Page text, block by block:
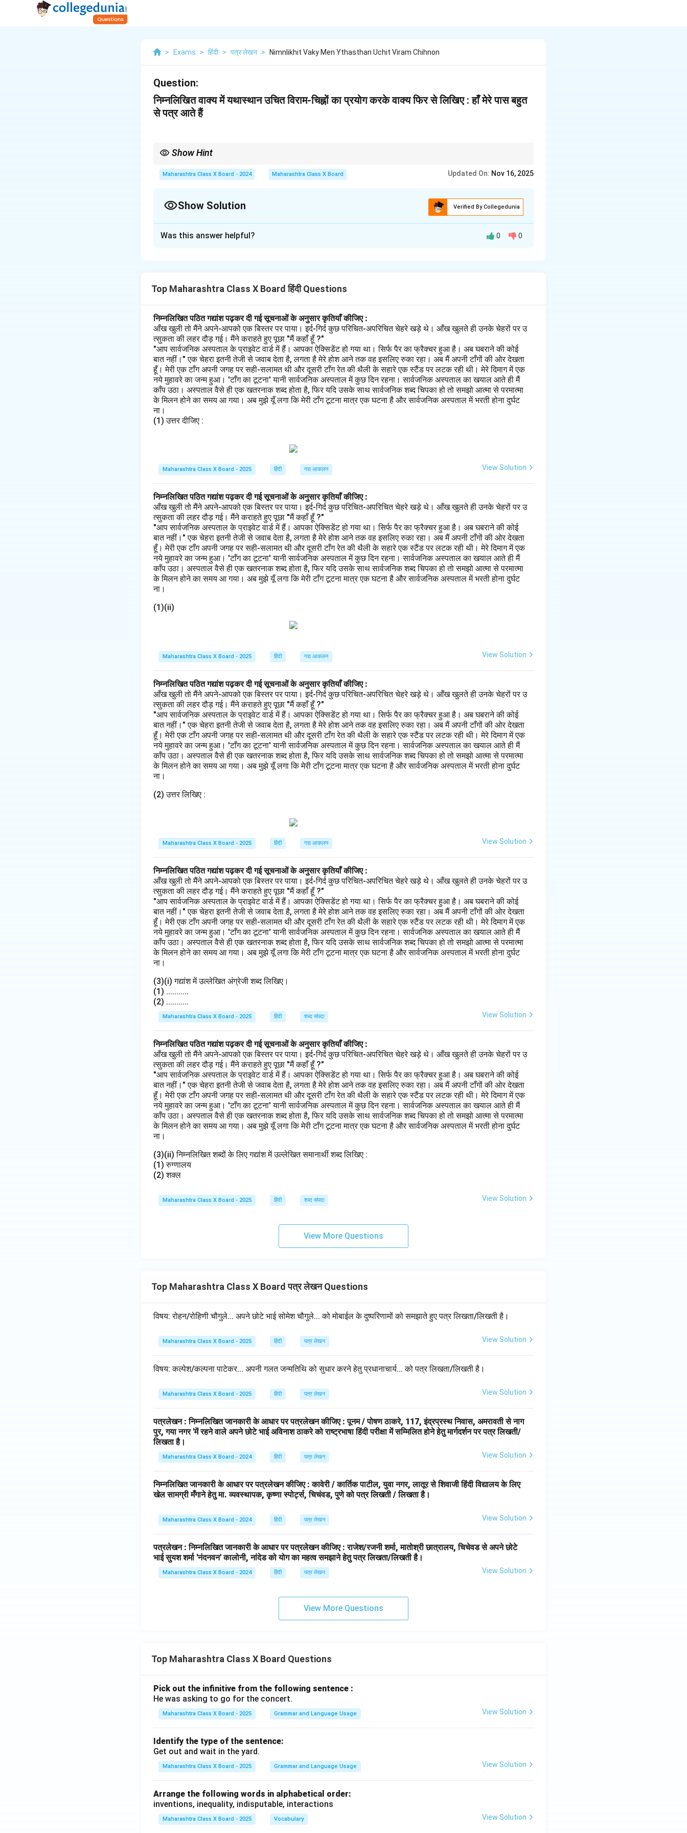
> Exams > हिंदी > पत्र लेखन > Nimnlikhit Vaky Men Ythasthan Uchit Viram Chihnon
Question:
निम्नलिखित वाक्य में यथास्थान उचित विराम-चिह्नों का प्रयोग करके वाक्य फिर से लिखिए : हाँ मेरे पास बहुत
से पत्र आते हैं
Show Hint
Maharashtra Class X Board - 2024 Maharashtra Class X Board Updated On: Nov 16, 2025
Show Solution Verified By Collegedunia
Download Solution in PDF
Was this answer helpful? 0 0
Top Maharashtra Class X Board हिंदी Questions
निम्नलिखित पठित गद्यांश पढ़कर दी गई सूचनाओं के अनुसार कृतियाँ कीजिए :
आँख खुली तो मैंने अपने-आपको एक बिस्तर पर पाया। इर्द-गिर्द कुछ परिचित-अपरिचित चेहरे खड़े थे। आँख खुलते ही उनके चेहरों पर उ
त्सुकता की लहर दौड़ गई। मैंने कराहते हुए पूछा "मैं कहाँ हूँ ?"
"आप सार्वजनिक अस्पताल के प्राइवेट वार्ड में हैं। आपका ऐक्सिडेंट हो गया था। सिर्फ पैर का फ्रैक्चर हुआ है। अब घबराने की कोई
बात नहीं।" एक चेहरा इतनी तेजी से जवाब देता है, लगता है मेरे होश आने तक वह इसलिए रुका रहा। अब मैं अपनी टाँगों की ओर देखता
हूँ। मेरी एक टाँग अपनी जगह पर सही-सलामत थी और दूसरी टाँग रेत की थैली के सहारे एक स्टैंड पर लटक रही थी। मेरे दिमाग में एक
नये मुहावरे का जन्म हुआ। 'टाँग का टूटना' यानी सार्वजनिक अस्पताल में कुछ दिन रहना। सार्वजनिक अस्पताल का खयाल आते ही मैं
काँप उठा। अस्पताल वैसे ही एक खतरनाक शब्द होता है, फिर यदि उसके साथ सार्वजनिक शब्द चिपका हो तो समझो आत्मा से परमात्मा
के मिलन होने का समय आ गया। अब मुझे यूँ लगा कि मेरी टाँग टूटना मात्र एक घटना है और सार्वजनिक अस्पताल में भरती होना दुर्घट
ना।
(1) उत्तर दीजिए :
Maharashtra Class X Board - 2025 हिंदी गद्य आकलन View Solution
निम्नलिखित पठित गद्यांश पढ़कर दी गई सूचनाओं के अनुसार कृतियाँ कीजिए :
आँख खुली तो मैंने अपने-आपको एक बिस्तर पर पाया। इर्द-गिर्द कुछ परिचित-अपरिचित चेहरे खड़े थे। आँख खुलते ही उनके चेहरों पर उ
त्सुकता की लहर दौड़ गई। मैंने कराहते हुए पूछा "मैं कहाँ हूँ ?"
"आप सार्वजनिक अस्पताल के प्राइवेट वार्ड में हैं। आपका ऐक्सिडेंट हो गया था। सिर्फ पैर का फ्रैक्चर हुआ है। अब घबराने की कोई
बात नहीं।" एक चेहरा इतनी तेजी से जवाब देता है, लगता है मेरे होश आने तक वह इसलिए रुका रहा। अब मैं अपनी टाँगों की ओर देखता
हूँ। मेरी एक टाँग अपनी जगह पर सही-सलामत थी और दूसरी टाँग रेत की थैली के सहारे एक स्टैंड पर लटक रही थी। मेरे दिमाग में एक
नये मुहावरे का जन्म हुआ। 'टाँग का टूटना' यानी सार्वजनिक अस्पताल में कुछ दिन रहना। सार्वजनिक अस्पताल का खयाल आते ही मैं
काँप उठा। अस्पताल वैसे ही एक खतरनाक शब्द होता है, फिर यदि उसके साथ सार्वजनिक शब्द चिपका हो तो समझो आत्मा से परमात्मा
के मिलन होने का समय आ गया। अब मुझे यूँ लगा कि मेरी टाँग टूटना मात्र एक घटना है और सार्वजनिक अस्पताल में भरती होना दुर्घट
ना।
(1)(ii)
Maharashtra Class X Board - 2025 हिंदी गद्य आकलन View Solution
निम्नलिखित पठित गद्यांश पढ़कर दी गई सूचनाओं के अनुसार कृतियाँ कीजिए :
आँख खुली तो मैंने अपने-आपको एक बिस्तर पर पाया। इर्द-गिर्द कुछ परिचित-अपरिचित चेहरे खड़े थे। आँख खुलते ही उनके चेहरों पर उ
त्सुकता की लहर दौड़ गई। मैंने कराहते हुए पूछा "मैं कहाँ हूँ ?"
"आप सार्वजनिक अस्पताल के प्राइवेट वार्ड में हैं। आपका ऐक्सिडेंट हो गया था। सिर्फ पैर का फ्रैक्चर हुआ है। अब घबराने की कोई
बात नहीं।" एक चेहरा इतनी तेजी से जवाब देता है, लगता है मेरे होश आने तक वह इसलिए रुका रहा। अब मैं अपनी टाँगों की ओर देखता
हूँ। मेरी एक टाँग अपनी जगह पर सही-सलामत थी और दूसरी टाँग रेत की थैली के सहारे एक स्टैंड पर लटक रही थी। मेरे दिमाग में एक
नये मुहावरे का जन्म हुआ। 'टाँग का टूटना' यानी सार्वजनिक अस्पताल में कुछ दिन रहना। सार्वजनिक अस्पताल का खयाल आते ही मैं
काँप उठा। अस्पताल वैसे ही एक खतरनाक शब्द होता है, फिर यदि उसके साथ सार्वजनिक शब्द चिपका हो तो समझो आत्मा से परमात्मा
के मिलन होने का समय आ गया। अब मुझे यूँ लगा कि मेरी टाँग टूटना मात्र एक घटना है और सार्वजनिक अस्पताल में भरती होना दुर्घट
ना।
(2) उत्तर लिखिए :
Maharashtra Class X Board - 2025 हिंदी गद्य आकलन View Solution
निम्नलिखित पठित गद्यांश पढ़कर दी गई सूचनाओं के अनुसार कृतियाँ कीजिए :
आँख खुली तो मैंने अपने-आपको एक बिस्तर पर पाया। इर्द-गिर्द कुछ परिचित-अपरिचित चेहरे खड़े थे। आँख खुलते ही उनके चेहरों पर उ
त्सुकता की लहर दौड़ गई। मैंने कराहते हुए पूछा "मैं कहाँ हूँ ?"
"आप सार्वजनिक अस्पताल के प्राइवेट वार्ड में हैं। आपका ऐक्सिडेंट हो गया था। सिर्फ पैर का फ्रैक्चर हुआ है। अब घबराने की कोई
बात नहीं।" एक चेहरा इतनी तेजी से जवाब देता है, लगता है मेरे होश आने तक वह इसलिए रुका रहा। अब मैं अपनी टाँगों की ओर देखता
हूँ। मेरी एक टाँग अपनी जगह पर सही-सलामत थी और दूसरी टाँग रेत की थैली के सहारे एक स्टैंड पर लटक रही थी। मेरे दिमाग में एक
नये मुहावरे का जन्म हुआ। 'टाँग का टूटना' यानी सार्वजनिक अस्पताल में कुछ दिन रहना। सार्वजनिक अस्पताल का खयाल आते ही मैं
काँप उठा। अस्पताल वैसे ही एक खतरनाक शब्द होता है, फिर यदि उसके साथ सार्वजनिक शब्द चिपका हो तो समझो आत्मा से परमात्मा
के मिलन होने का समय आ गया। अब मुझे यूँ लगा कि मेरी टाँग टूटना मात्र एक घटना है और सार्वजनिक अस्पताल में भरती होना दुर्घट
ना।
(3)(i) गद्यांश में उल्लेखित अंग्रेजी शब्द लिखिए।
(1) ...........
(2) ...........
Maharashtra Class X Board - 2025 हिंदी शब्द संपदा View Solution
निम्नलिखित पठित गद्यांश पढ़कर दी गई सूचनाओं के अनुसार कृतियाँ कीजिए :
आँख खुली तो मैंने अपने-आपको एक बिस्तर पर पाया। इर्द-गिर्द कुछ परिचित-अपरिचित चेहरे खड़े थे। आँख खुलते ही उनके चेहरों पर उ
त्सुकता की लहर दौड़ गई। मैंने कराहते हुए पूछा "मैं कहाँ हूँ ?"
"आप सार्वजनिक अस्पताल के प्राइवेट वार्ड में हैं। आपका ऐक्सिडेंट हो गया था। सिर्फ पैर का फ्रैक्चर हुआ है। अब घबराने की कोई
बात नहीं।" एक चेहरा इतनी तेजी से जवाब देता है, लगता है मेरे होश आने तक वह इसलिए रुका रहा। अब मैं अपनी टाँगों की ओर देखता
हूँ। मेरी एक टाँग अपनी जगह पर सही-सलामत थी और दूसरी टाँग रेत की थैली के सहारे एक स्टैंड पर लटक रही थी। मेरे दिमाग में एक
नये मुहावरे का जन्म हुआ। 'टाँग का टूटना' यानी सार्वजनिक अस्पताल में कुछ दिन रहना। सार्वजनिक अस्पताल का खयाल आते ही मैं
काँप उठा। अस्पताल वैसे ही एक खतरनाक शब्द होता है, फिर यदि उसके साथ सार्वजनिक शब्द चिपका हो तो समझो आत्मा से परमात्मा
के मिलन होने का समय आ गया। अब मुझे यूँ लगा कि मेरी टाँग टूटना मात्र एक घटना है और सार्वजनिक अस्पताल में भरती होना दुर्घट
ना।
(3)(ii) निम्नलिखित शब्दों के लिए गद्यांश में उल्लेखित समानार्थी शब्द लिखिए :
(1) रुग्णालय
(2) शक्ल
Maharashtra Class X Board - 2025 हिंदी शब्द संपदा View Solution
View More Questions
Top Maharashtra Class X Board पत्र लेखन Questions
विषय: रोहन/रोहिणी चौगुले... अपने छोटे भाई सोमेश चौगुले... को मोबाईल के दुष्परिणामों को समझाते हुए पत्र लिखता/लिखती है।
Maharashtra Class X Board - 2025 हिंदी पत्र लेखन View Solution
विषय: कल्पेश/कल्पना पाटेकर... अपनी गलत जन्मतिथि को सुधार करने हेतु प्रधानाचार्य... को पत्र लिखता/लिखती है।
Maharashtra Class X Board - 2025 हिंदी पत्र लेखन View Solution
पत्रलेखन : निम्नलिखित जानकारी के आधार पर पत्रलेखन कीजिए : पूनम / पोषण ठाकरे, 117, इंद्रप्रस्थ निवास, अमरावती से नाग
पुर, गया नगर 'में रहने वाले अपने छोटे भाई अविनाश ठाकरे को राष्ट्रभाषा हिंदी परीक्षा में सम्मिलित होने हेतु मार्गदर्शन पर पत्र लिखती/
लिखता है।
Maharashtra Class X Board - 2024 हिंदी पत्र लेखन View Solution
निम्नलिखित जानकारी के आधार पर पत्रलेखन कीजिए : कावेरी / कार्तिक पाटील, युवा नगर, लातूर से शिवाजी हिंदी विद्यालय के लिए
खेल सामग्री मँगाने हेतु मा. व्यवस्थापक, कृष्णा स्पोर्ट्स, चिचंवड, पुणे को पत्र लिखती / लिखता है।
Maharashtra Class X Board - 2024 हिंदी पत्र लेखन View Solution
पत्रलेखन : निम्नलिखित जानकारी के आधार पर पत्रलेखन कीजिए : राजेश/रजनी शर्मा, मातोश्री छात्रालय, चिचेवड से अपने छोटे
भाई सुयश शर्मा 'नंदनवन' कालोनी, नांदेड को योग का महत्व समझाने हेतु पत्र लिखता/लिखती है।
Maharashtra Class X Board - 2024 हिंदी पत्र लेखन View Solution
View More Questions
Top Maharashtra Class X Board Questions
Pick out the infinitive from the following sentence :
He was asking to go for the concert.
Maharashtra Class X Board - 2025 Grammar and Language Usage View Solution
Identify the type of the sentence:
Get out and wait in the yard.
Maharashtra Class X Board - 2025 Grammar and Language Usage View Solution
Arrange the following words in alphabetical order:
inventions, inequality, indisputable, interactions
Maharashtra Class X Board - 2025 Vocabulary View Solution